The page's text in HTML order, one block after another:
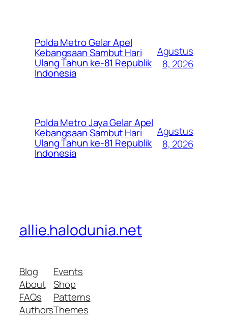
Polda Metro Gelar Apel
Kebangsaan Sambut Hari
Ulang Tahun ke-81 Republik
Indonesia
Agustus
8, 2026
Polda Metro Jaya Gelar Apel
Kebangsaan Sambut Hari
Ulang Tahun ke-81 Republik
Indonesia
Agustus
8, 2026
allie.halodunia.net
Blog
About
FAQs
Authors
Events
Shop
Patterns
Themes